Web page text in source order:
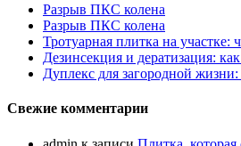
Разрыв ПКС колена
Разрыв ПКС колена
Тротуарная плитка на участке:
Дезинсекция и дератизация:
Дуплекс для загородной
Свежие комментарии